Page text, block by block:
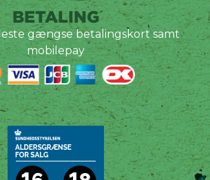
BETALING
gængse betalingskort samt
mobilepay